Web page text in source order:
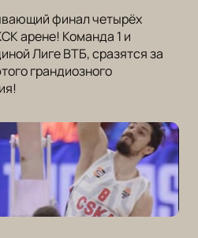
финал четырёх
арене! Команда 1 и
Лиге ВТБ, сразятся за
грандиозного